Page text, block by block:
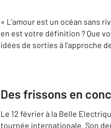
« L’amour est un océan sans
en est votre définition ? Que
idées de sorties à l’approche
Des frissons en
Le 12 février à la Belle
tournée internationale. Son